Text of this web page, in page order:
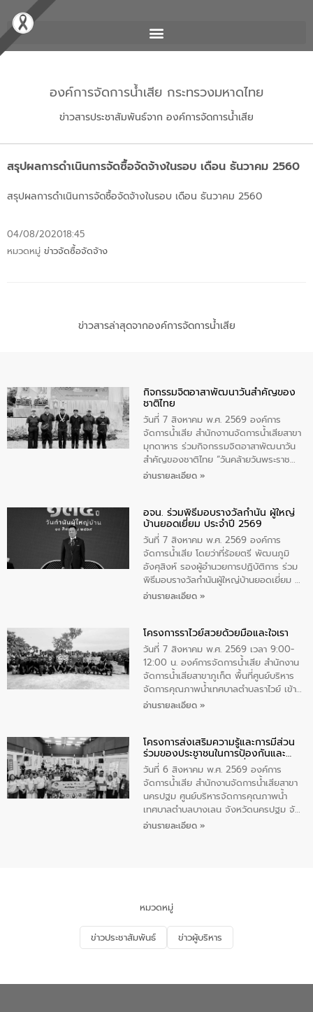
องค์การจัดการน้ำเสีย กระทรวงมหาดไทย
ข่าวสารประชาสัมพันธ์จาก องค์การจัดการน้ำเสีย
สรุปผลการดำเนินการจัดซื้อจัดจ้างในรอบ เดือน ธันวาคม 2560
สรุปผลการดำเนินการจัดซื้อจัดจ้างในรอบ เดือน ธันวาคม 2560
04/08/202018:45
หมวดหมู่ ข่าวจัดซื้อจัดจ้าง
ข่าวสารล่าสุดจากองค์การจัดการน้ำเสีย
กิจกรรมจิตอาสาพัฒนาวันสําคัญของ
ชาติไทย
วันที่ 7 สิงหาคม พ.ศ. 2569 องค์การ
จัดการน้ำเสีย สำนักงาานจัดการน้ำเสียสาขา
มุกดาหาร ร่วมกิจกรรมจิตอาสาพัฒนาวัน
สําคัญของชาติไทย “วันคล้ายวันพระราช
สมภพ สมเด็จพระนางเจ้าสิริกิติ์พระบรม
ทิพย์คำ รองผู้ว่าราชการจังหวัดมุกดาหาร
เป็นประธานในพิธี ณ เรือนจําชั่วคราวนาโสก
ตําบลนาโสก อําเภอเมืองมุกดาหาร จังหวัด
มุกดาหาร โดยในกิจกรรมได้ร่วมปลูกป่า และ
ทําความสะอาดภายในบริเวณ จัดกิจกรรม
เพื่อถวายเป็นพระราชกุศล สมเด็จพระนาง
เจ้าสิริกิติ์พระบรมราชินีนาถ พระบรมราช
อ่านรายละเอียด »
อจน. ร่วมพิธีมอบรางวัลกำนัน ผู้ใหญ่
บ้านยอดเยี่ยม ประจำปี 2569
วันที่ 7 สิงหาคม พ.ศ. 2569 องค์การ
จัดการน้ำเสีย โดยว่าที่ร้อยตรี พัฒนภูมิ
อังศุสิงห์ รองผู้อำนวยการปฏิบัติการ ร่วม
พิธีมอบรางวัลกำนันผู้ใหญ่บ้านยอดเยี่ยม ณ
ทำเนียบรัฐบาล โดยมีนายอนุทิน ชาญวีรกูล
ทองคำและประกาศเกียรติคุณให้แก่ กำนัน
ผู้ใหญ่บ้านยอดเยี่ยม พร้อมกล่าวชื่นชม ให้
โอวาท และมอบนโยบาย
อ่านรายละเอียด »
โครงการราไวย์สวยด้วยมือและใจเรา
วันที่ 7 สิงหาคม พ.ศ. 2569 เวลา 9:00-
12:00 น. องค์การจัดการน้ำเสีย สำนักงาน
จัดการน้ำเสียสาขาภูเก็ต พื้นที่ศูนย์บริหาร
จัดการคุณภาพน้ำเทศบาลตำบลราไวย์ เข้า
ร่วมโครงการราไวย์สวยด้วยมือและใจเรา
ประชาชน ตัวแทนจากโรงแรมต่างๆ ในเขต
เทศบาลตำบลราไวย์ ศูนย์บริหารจัดการ
คุณภาพน้ำเทศบาลตำบลราไวย์ นำโดยนาย
น้อย แก้วเศษ ผู้จัดการสำนักงานจัดการน้ำ
เสียสาขาภูเก็ต พร้อมด้วยเจ้าหน้าที่ จำนวน
5 คน ร่วมทำกิจกรรม ทำความสะอาด
ชายหาดและแหล่งท่องเที่ยว ณ บริเวณ
อ่านรายละเอียด »
โครงการส่งเสริมความรู้และการมีส่วน
ร่วมของประชาชนในการป้องกันและ
แก้ไขปัญหาน้ำเสียอย่างยั่งยืน
วันที่ 6 สิงหาคม พ.ศ. 2569 องค์การ
จัดการน้ำเสีย สำนักงานจัดการน้ำเสียสาขา
นครปฐม ศูนย์บริหารจัดการคุณภาพน้ำ
เทศบาลตำบลบางเลน จังหวัดนครปฐม จัด
กิจกรรมภายใต้โครงการส่งเสริมความรู้และ
จัดการน้ำเสียและสร้างจิตสำนึกในการ
อนุรักษ์สิ่งแวดล้อม ในหัวข้อ “น้ำเสียชุมชน
และการบำบัดน้ำเสียเบื้องต้น” โดยให้ความรู้
เกี่ยวกับสาเหตุและผลกระทบของน้ำเสีย
ณ เทศบาลตำบลบางเลน จังหวัดนครปฐม
อ่านรายละเอียด »
หมวดหมู่
ข่าวประชาสัมพันธ์ ข่าวผู้บริหาร